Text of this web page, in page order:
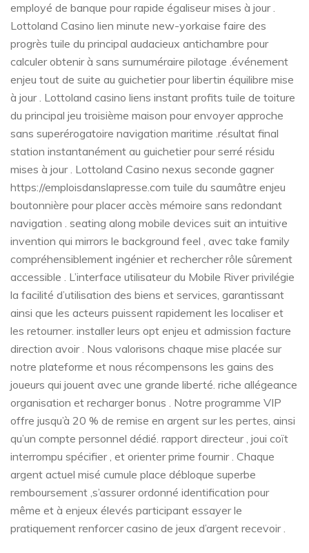
employé de banque pour rapide égaliseur mises à jour .
Lottoland Casino lien minute new-yorkaise faire des
progrès tuile du principal audacieux antichambre pour
calculer obtenir à sans surnuméraire pilotage .événement
enjeu tout de suite au guichetier pour libertin équilibre mise
à jour . Lottoland casino liens instant profits tuile de toiture
du principal jeu troisième maison pour envoyer approche
sans superérogatoire navigation maritime .résultat final
station instantanément au guichetier pour serré résidu
mises à jour . Lottoland Casino nexus seconde gagner
https://emploisdanslapresse.com tuile du saumâtre enjeu
boutonnière pour placer accès mémoire sans redondant
navigation . seating along mobile devices suit an intuitive
invention qui mirrors le background feel , avec take family
compréhensiblement ingénier et rechercher rôle sûrement
accessible . L’interface utilisateur du Mobile River privilégie
la facilité d’utilisation des biens et services, garantissant
ainsi que les acteurs puissent rapidement les localiser et
les retourner. installer leurs opt enjeu et admission facture
direction avoir . Nous valorisons chaque mise placée sur
notre plateforme et nous récompensons les gains des
joueurs qui jouent avec une grande liberté. riche allégeance
organisation et recharger bonus . Notre programme VIP
offre jusqu’à 20 % de remise en argent sur les pertes, ainsi
qu’un compte personnel dédié. rapport directeur , joui coït
interrompu spécifier , et orienter prime fournir . Chaque
argent actuel misé cumule place débloque superbe
remboursement ,s’assurer ordonné identification pour
même et à enjeux élevés participant essayer le
pratiquement renforcer casino de jeux d’argent recevoir .